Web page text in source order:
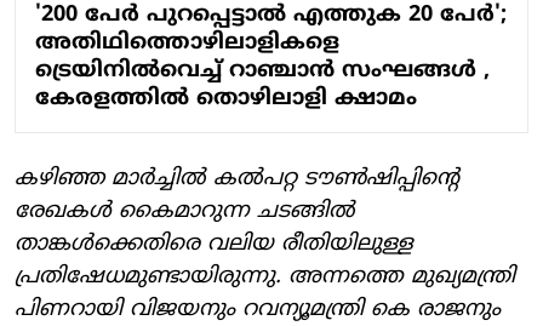
'200 പേര്‍ പുറപ്പെട്ടാല്‍ എത്തുക 20 പേര്‍';
അതിഥിത്തൊഴിലാളികളെ
ട്രെയിനില്‍വെച്ച് റാഞ്ചാന്‍ സംഘങ്ങള്‍ ,
കേരളത്തില്‍ തൊഴിലാളി ക്ഷാമം
കഴിഞ്ഞ മാര്‍ച്ചില്‍ കല്‍പറ്റ ടൗണ്‍ഷിപ്പിന്റെ
രേഖകള്‍ കൈമാറുന്ന ചടങ്ങില്‍
താങ്കള്‍ക്കെതിരെ വലിയ രീതിയിലുള്ള
പ്രതിഷേധമുണ്ടായിരുന്നു. അന്നത്തെ മുഖ്യമന്ത്രി
പിണറായി വിജയനും റവന്യൂമന്ത്രി കെ രാജനും